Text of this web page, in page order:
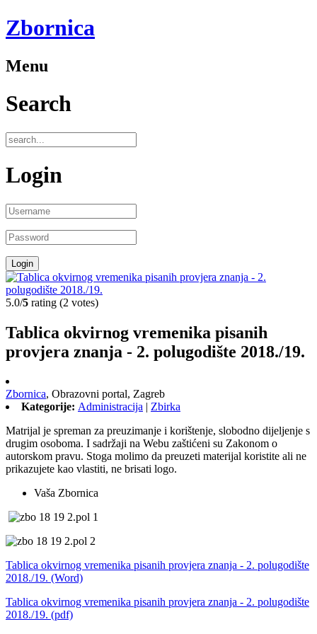
Zbornica
Menu
Search
Login
5.0/5 rating (2 votes)
Tablica okvirnog vremenika pisanih
provjera znanja - 2. polugodište 2018./19.
Zbornica, Obrazovni portal, Zagreb
Kategorije: Administracija | Zbirka
Matrijal je spreman za preuzimanje i korištenje, slobodno dijeljenje s
drugim osoboma. I sadržaji na Webu zaštićeni su Zakonom o
autorskom pravu. Stoga molimo da preuzeti materijal koristite ali ne
prikazujete kao vlastiti, ne brisati logo.
Vaša Zbornica
Tablica okvirnog vremenika pisanih provjera znanja - 2. polugodište
2018./19. (Word)
Tablica okvirnog vremenika pisanih provjera znanja - 2. polugodište
2018./19. (pdf)